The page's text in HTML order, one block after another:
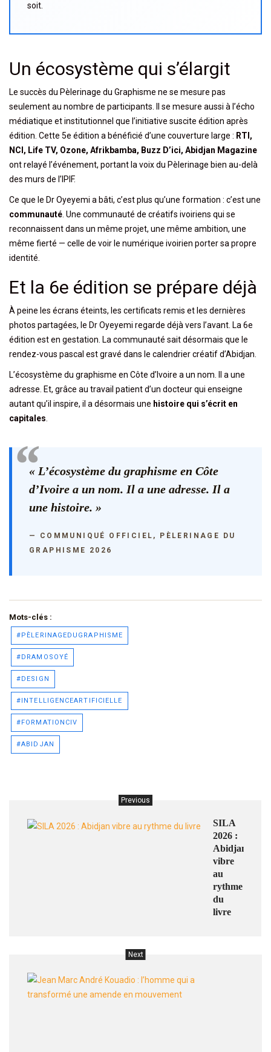
soit.
Un écosystème qui s’élargit
Le succès du Pèlerinage du Graphisme ne se mesure pas
seulement au nombre de participants. Il se mesure aussi à l’écho
médiatique et institutionnel que l’initiative suscite édition après
édition. Cette 5e édition a bénéficié d’une couverture large : RTI,
NCI, Life TV, Ozone, Afrikbamba, Buzz D’ici, Abidjan Magazine
ont relayé l’événement, portant la voix du Pèlerinage bien au-delà
des murs de l’IPIF.
Ce que le Dr Oyeyemi a bâti, c’est plus qu’une formation : c’est une
communauté . Une communauté de créatifs ivoiriens qui se
reconnaissent dans un même projet, une même ambition, une
même fierté — celle de voir le numérique ivoirien porter sa propre
identité.
Et la 6e édition se prépare déjà
À peine les écrans éteints, les certificats remis et les dernières
photos partagées, le Dr Oyeyemi regarde déjà vers l’avant. La 6e
édition est en gestation. La communauté sait désormais que le
rendez-vous pascal est gravé dans le calendrier créatif d’Abidjan.
L’écosystème du graphisme en Côte d’Ivoire a un nom. Il a une
adresse. Et, grâce au travail patient d’un docteur qui enseigne
autant qu’il inspire, il a désormais une histoire qui s’écrit en
capitales
« L’écosystème du graphisme en Côte
d’Ivoire a un nom. Il a une adresse. Il a
une histoire. »
— COMMUNIQUÉ OFFICIEL, PÈLERINAGE DU
GRAPHISME 2026
Mots-clés :
#PÈLERINAGEDUGRAPHISME
#DRAMOSOYÉ
#DESIGN
#INTELLIGENCEARTIFICIELLE
#FORMATIONCIV
#ABIDJAN
Previous
SILA
2026 :
Abidjan
vibre
au
rythme
du
livre
Next